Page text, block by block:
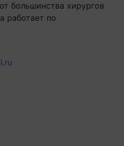
большинства хирургов
работает по